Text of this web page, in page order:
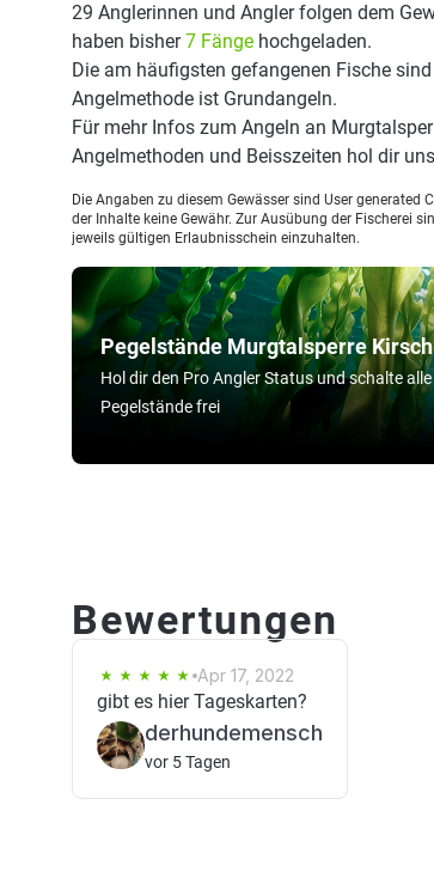
Pegelstände Murgtalsperre
Hol dir den Pro Angler Status und schalte alle
Pegelstände frei
29 Anglerinnen und Angler folgen dem
haben bisher7 Fänge hochgeladen.
Die am häufigsten gefangenen Fische
Angelmethode ist Grundangeln.
Für mehr Infos zum Angeln an
Angelmethoden und Beisszeiten hol dir
Die Angaben zu diesem Gewässer sind User
der Inhalte keine Gewähr. Zur Ausübung der Fischerei
jeweils gültigen Erlaubnisschein einzuhalten.
Bewertungen
Apr 17, 2022
gibt es hier Tageskarten?
derhundemensch
vor 5 Tagen